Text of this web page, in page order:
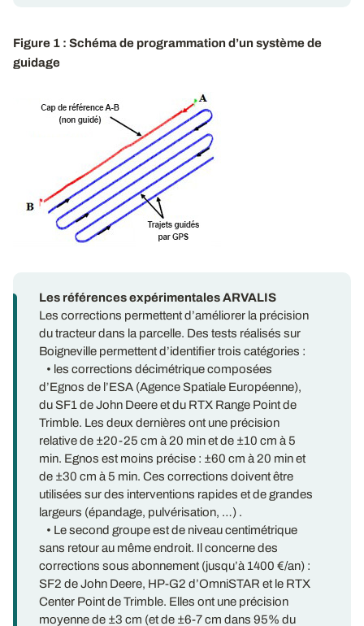
Figure 1 : Schéma de programmation d’un système de
guidage
Les références expérimentales ARVALIS
Les corrections permettent d’améliorer la précision
du tracteur dans la parcelle. Des tests réalisés sur
Boigneville permettent d’identifier trois catégories :
• les corrections décimétrique composées
d’Egnos de l’ESA (Agence Spatiale Européenne),
du SF1 de John Deere et du RTX Range Point de
Trimble. Les deux dernières ont une précision
relative de ±20-25 cm à 20 min et de ±10 cm à 5
min. Egnos est moins précise : ±60 cm à 20 min et
de ±30 cm à 5 min. Ces corrections doivent être
utilisées sur des interventions rapides et de grandes
largeurs (épandage, pulvérisation, …) .
• Le second groupe est de niveau centimétrique
sans retour au même endroit. Il concerne des
corrections sous abonnement (jusqu’à 1400 €/an) :
SF2 de John Deere, HP-G2 d’OmniSTAR et le RTX
Center Point de Trimble. Elles ont une précision
moyenne de ±3 cm (et de ±6-7 cm dans 95% du